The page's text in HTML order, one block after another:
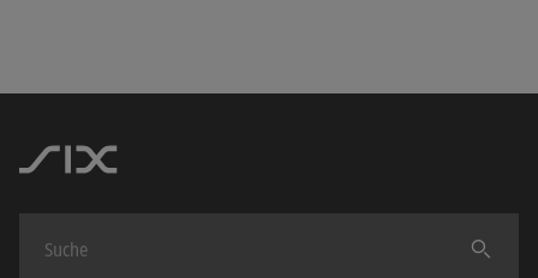
Finden